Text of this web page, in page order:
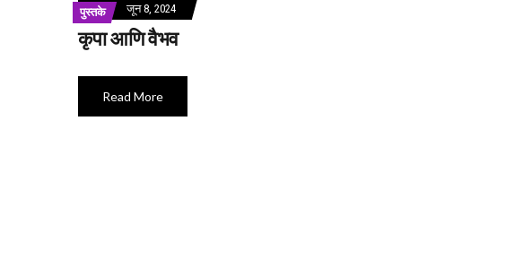
पुस्तके जून 8, 2024
कृपा आणि वैभव
Read More